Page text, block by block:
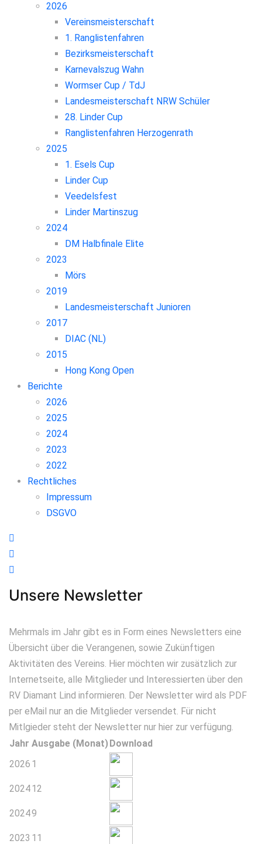
2026
Vereinsmeisterschaft
1. Ranglistenfahren
Bezirksmeisterschaft
Karnevalszug Wahn
Wormser Cup / TdJ
Landesmeisterschaft NRW Schüler
28. Linder Cup
Ranglistenfahren Herzogenrath
2025
1. Esels Cup
Linder Cup
Veedelsfest
Linder Martinszug
2024
DM Halbfinale Elite
2023
Mörs
2019
Landesmeisterschaft Junioren
2017
DIAC (NL)
2015
Hong Kong Open
Berichte
2026
2025
2024
2023
2022
Rechtliches
Impressum
DSGVO
Unsere Newsletter
Mehrmals im Jahr gibt es in Form eines Newsletters eine
Übersicht über die Verangenen, sowie Zukünftigen
Aktivitäten des Vereins. Hier möchten wir zusätzlich zur
Internetseite, alle Mitglieder und Interessierten über den
RV Diamant Lind informieren. Der Newsletter wird als PDF
per eMail nur an die Mitglieder versendet. Für nicht
Mitlgieder steht der Newsletter nur hier zur verfügung.
Jahr Ausgabe (Monat) Download
2026 1
202412
20249
2023 11